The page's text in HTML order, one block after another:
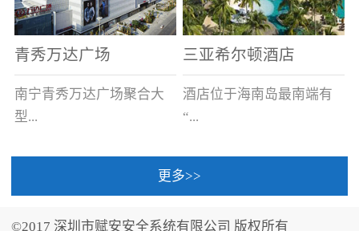
青秀万达广场
南宁青秀万达广场聚合大
型...
三亚希尔顿酒店
酒店位于海南岛最南端有
“...
中国的海岛天堂”之美称的
更多>>
©2017 深圳市赋安安全系统有限公司 版权所有